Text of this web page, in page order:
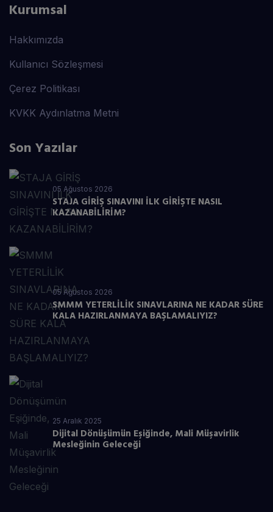
Kurumsal
Hakkımızda
Kullanıcı Sözleşmesi
Çerez Politikası
KVKK Aydınlatma Metni
Son Yazılar
05 Ağustos 2026
STAJA GİRİŞ SINAVINI İLK GİRİŞTE NASIL
KAZANABİLİRİM?
05 Ağustos 2026
SMMM YETERLİLİK SINAVLARINA NE KADAR SÜRE
KALA HAZIRLANMAYA BAŞLAMALIYIZ?
25 Aralık 2025
Dijital Dönüşümün Eşiğinde, Mali Müşavirlik
Mesleğinin Geleceği